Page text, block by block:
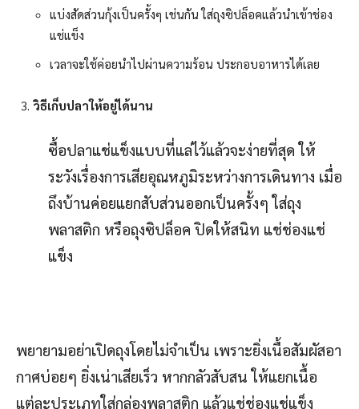
แบ่งสัดส่วนกุ้งเป็นครั้งๆ เช่นกัน ใส่ถุงซิปล็อคแล้วนำเข้าช่อง
แช่แข็ง
เวลาจะใช้ค่อยนำไปผ่านความร้อน ประกอบอาหารได้เลย
วิธีเก็บปลาให้อยู่ได้นาน
ซื้อปลาแช่แข็งแบบที่แล่ไว้แล้วจะง่ายที่สุด ให้
ระวังเรื่องการเสียอุณหภูมิระหว่างการเดินทาง เมื่อ
ถึงบ้านค่อยแยกสับส่วนออกเป็นครั้งๆ ใส่ถุง
พลาสติก หรือถุงซิปล็อค ปิดให้สนิท แช่ช่องแช่
แข็ง
พยายามอย่าเปิดถุงโดยไม่จำเป็น เพราะยิ่งเนื้อสัมผัสอา
กาศบ่อยๆ ยิ่งเน่าเสียเร็ว หากกลัวสับสน ให้แยกเนื้อ
แต่ละประเภทใส่กล่องพลาสติก แล้วแช่ช่องแช่แข็ง